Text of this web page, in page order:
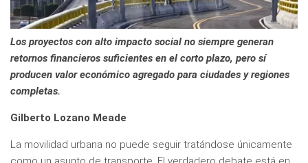
Los proyectos con alto impacto social no siempre generan
retornos financieros suficientes en el corto plazo, pero sí
producen valor económico agregado para ciudades y regiones
completas.
Gilberto Lozano Meade
La movilidad urbana no puede seguir tratándose únicamente